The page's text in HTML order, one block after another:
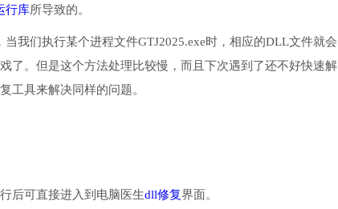
行库所导致的。
我们执行某个进程文件GTJ2025.exe时，相应的DLL文件就会
了。但是这个方法处理比较慢，而且下次遇到了还不好快速解
工具来解决同样的问题。
后可直接进入到电脑医生dll修复界面。